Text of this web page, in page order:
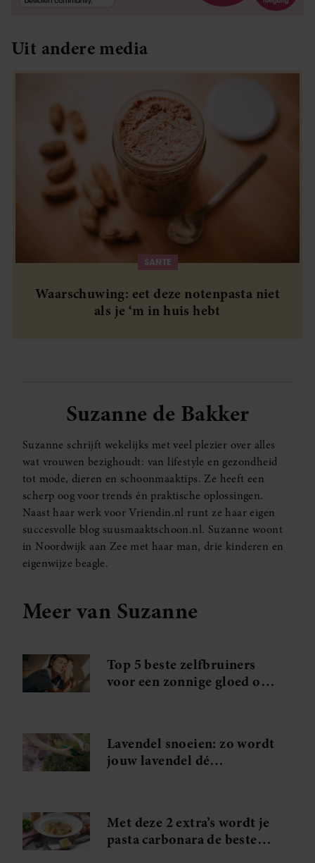
Uit andere media
SANTE
Waarschuwing: eet deze notenpasta niet
als je ‘m in huis hebt
Suzanne de Bakker
Suzanne schrijft wekelijks met veel plezier over alles
wat vrouwen bezighoudt: van lifestyle en gezondheid
tot mode, dieren en schoonmaaktips. Ze heeft een
scherp oog voor trends én praktische oplossingen.
Naast haar werk voor Vriendin.nl runt ze haar eigen
succesvolle blog suusmaaktschoon.nl. Suzanne woont
in Noordwijk aan Zee met haar man, drie kinderen en
eigenwijze beagle.
Meer van Suzanne
Top 5 beste zelfbruiners
voor een zonnige gloed op
Lavendel snoeien: zo wordt
jouw lavendel dé
Met deze 2 extra’s wordt je
pasta carbonara de beste